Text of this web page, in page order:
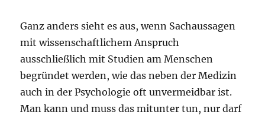
Ganz anders sieht es aus, wenn Sachaussagen
mit wissenschaftlichem Anspruch
ausschließlich mit Studien am Menschen
begründet werden, wie das neben der Medizin
auch in der Psychologie oft unvermeidbar ist.
Man kann und muss das mitunter tun, nur darf